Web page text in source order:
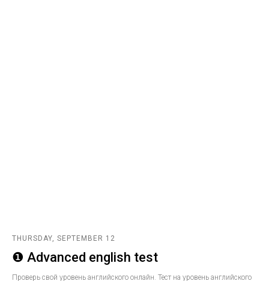
THURSDAY, SEPTEMBER 12
❶ Advanced english test
Проверь свой уровень английского онлайн. Тест на уровень английского